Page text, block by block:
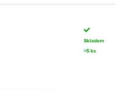
Skladem
>5 ks